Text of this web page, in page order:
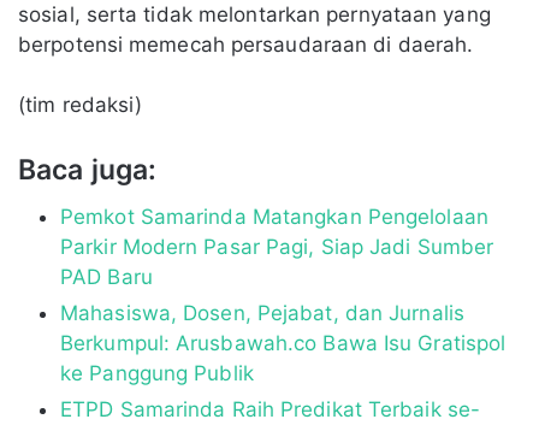
sosial, serta tidak melontarkan pernyataan yang
berpotensi memecah persaudaraan di daerah.
(tim redaksi)
Baca juga:
Pemkot Samarinda Matangkan Pengelolaan
Parkir Modern Pasar Pagi, Siap Jadi Sumber
PAD Baru
Mahasiswa, Dosen, Pejabat, dan Jurnalis
Berkumpul: Arusbawah.co Bawa Isu Gratispol
ke Panggung Publik
ETPD Samarinda Raih Predikat Terbaik se-